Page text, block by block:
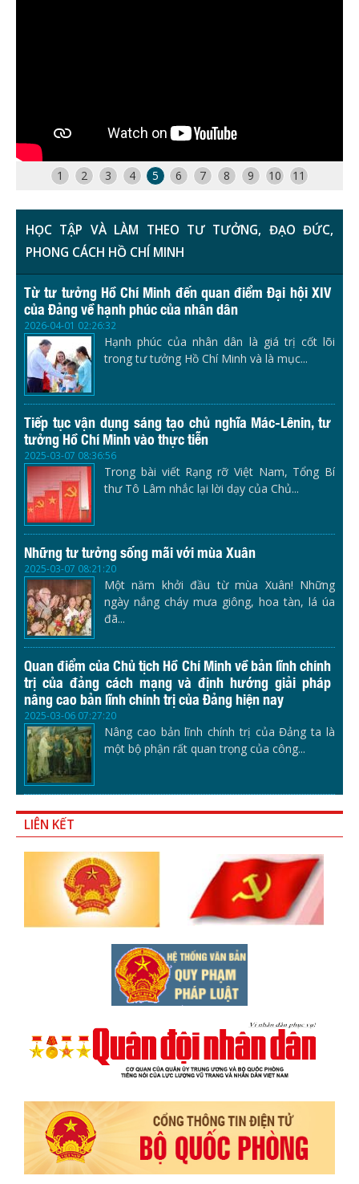
1 2 3 4 5 6 7 8 9 10 11
HỌC TẬP VÀ LÀM THEO TƯ TƯỞNG, ĐẠO ĐỨC,
PHONG CÁCH HỒ CHÍ MINH
Từ tư tưởng Hồ Chí Minh đến quan điểm Đại hội XIV
của Đảng về hạnh phúc của nhân dân
2026-04-01 02:26:32
Hạnh phúc của nhân dân là giá trị cốt lõi
trong tư tưởng Hồ Chí Minh và là mục...
Tiếp tục vận dụng sáng tạo chủ nghĩa Mác-Lênin, tư
tưởng Hồ Chí Minh vào thực tiễn
2025-03-07 08:36:56
Trong bài viết Rạng rỡ Việt Nam, Tổng Bí
thư Tô Lâm nhắc lại lời dạy của Chủ...
Những tư tưởng sống mãi với mùa Xuân
2025-03-07 08:21:20
Một năm khởi đầu từ mùa Xuân! Những
ngày nắng cháy mưa giông, hoa tàn, lá úa
đã...
Quan điểm của Chủ tịch Hồ Chí Minh về bản lĩnh chính
trị của đảng cách mạng và định hướng giải pháp
nâng cao bản lĩnh chính trị của Đảng hiện nay
2025-03-06 07:27:20
Nâng cao bản lĩnh chính trị của Đảng ta là
một bộ phận rất quan trọng của công...
LIÊN KẾT